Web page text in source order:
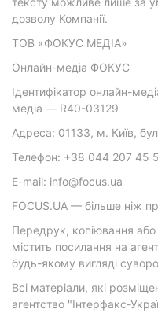
дозволу Компанії.
ТОВ «ФОКУС МЕДІА»
Онлайн-медіа ФОКУС
Ідентифікатор онлайн-
медіа — R40-03129
Адреса: 01133, м. Київ,
Телефон: +38 044 207 45
E-mail: info@focus.ua
FOCUS.UA — більше ніж
Передрук, копіювання або
містить посилання на
будь-якому вигляді
Всі матеріали, які
агентство "Інтерфакс-